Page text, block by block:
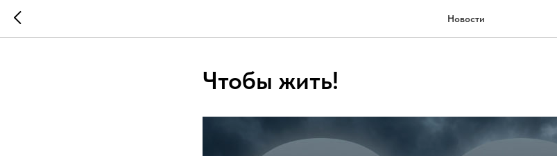
Новости
Чтобы жить!